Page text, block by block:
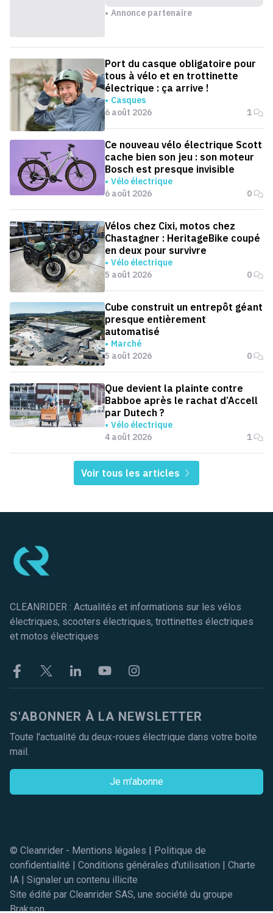
Annonce partenaire
Port du casque obligatoire pour
tous à vélo et en trottinette
électrique : ça arrive !
Casques
6 août 2026
1
Ce nouveau vélo électrique Scott
cache bien son jeu : son moteur
Bosch est presque invisible
Vélo électrique
6 août 2026
0
Vélos chez Cixi, motos chez
Chastagner : HeritageBike coupé
en deux pour survivre
Vélo électrique
5 août 2026
0
Cube construit un entrepôt géant
presque entièrement
automatisé
Marché
5 août 2026
0
Que devient la plainte contre
Babboe après le rachat d’Accell
par Dutech ?
Vélo électrique
4 août 2026
1
Voir tous les articles
CLEANRIDER : Actualités et informations sur les vélos
électriques, scooters électriques, trottinettes électriques
et motos électriques
FacebookTwitter LinkekinYoutubeInstagram
S'ABONNER À LA NEWSLETTER
Toute l'actualité du deux-roues électrique dans votre boite
mail.
Je m'abonne
© Cleanrider - Mentions légales
Politique de
confidentialité
Conditions générales d'utilisation
Charte
IA
Signaler un contenu illicite
Site édité par Cleanrider SAS, une société du groupe
Brakson